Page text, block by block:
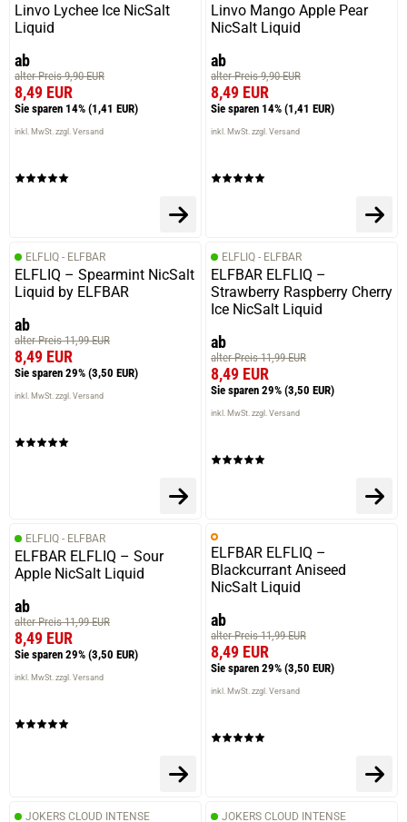
Linvo Lychee Ice NicSalt
Liquid
ab
alter Preis 9,90 EUR
8,49 EUR
Sie sparen 14% (1,41 EUR)
inkl. MwSt. zzgl. Versand
Linvo Mango Apple Pear
NicSalt Liquid
ab
alter Preis 9,90 EUR
8,49 EUR
Sie sparen 14% (1,41 EUR)
inkl. MwSt. zzgl. Versand
ELFLIQ - ELFBAR
ELFLIQ – Spearmint NicSalt
Liquid by ELFBAR
ab
alter Preis 11,99 EUR
8,49 EUR
Sie sparen 29% (3,50 EUR)
inkl. MwSt. zzgl. Versand
ELFLIQ - ELFBAR
ELFBAR ELFLIQ –
Strawberry Raspberry Cherry
Ice NicSalt Liquid
ab
alter Preis 11,99 EUR
8,49 EUR
Sie sparen 29% (3,50 EUR)
inkl. MwSt. zzgl. Versand
ELFLIQ - ELFBAR
ELFBAR ELFLIQ – Sour
Apple NicSalt Liquid
ab
alter Preis 11,99 EUR
8,49 EUR
Sie sparen 29% (3,50 EUR)
inkl. MwSt. zzgl. Versand
ELFBAR ELFLIQ –
Blackcurrant Aniseed
NicSalt Liquid
ab
alter Preis 11,99 EUR
8,49 EUR
Sie sparen 29% (3,50 EUR)
inkl. MwSt. zzgl. Versand
JOKERS CLOUD INTENSE JOKERS CLOUD INTENSE